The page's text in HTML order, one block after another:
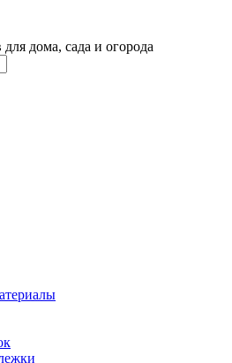
дома, сада и огорода